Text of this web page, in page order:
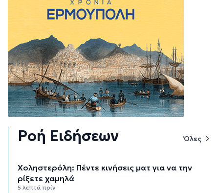
Ροή Ειδήσεων Όλες
Χοληστερόλη: Πέντε κινήσεις ματ για να την
ρίξετε χαμηλά
5 λεπτά πρίν